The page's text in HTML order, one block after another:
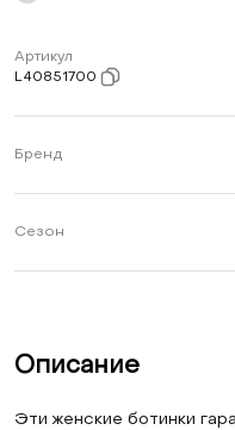
Артикул
L40851700
Бренд
Сезон
Описание
Эти женские ботинки